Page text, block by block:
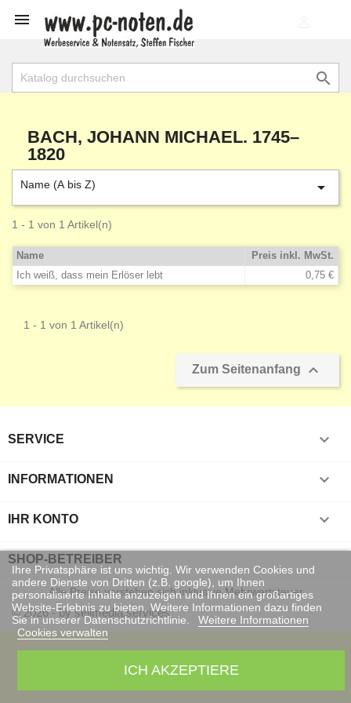


Ihre Privatsphäre ist uns wichtig. Wir verwenden Cookies und
andere Dienste von Dritten (z.B. google), um Ihnen
personalisierte Inhalte anzuzeigen und Ihnen ein großartiges
Website-Erlebnis zu bieten. Weitere Informationen dazu finden
Sie in unserer Datenschutzrichtlinie.
Weitere Informationen
Cookies verwalten
ICH AKZEPTIERE
BACH, JOHANN MICHAEL. 1745–
1820
Name (A bis Z) 
1 - 1 von 1 Artikel(n)
Name
Preis inkl. MwSt.
Ich weiß, dass mein Erlöser lebt
0,75 €
1 - 1 von 1 Artikel(n)
Zum Seitenanfang 
SERVICE 
INFORMATIONEN 
IHR KONTO 
SHOP-BETREIBER
Alle Preise verstehen sich inklusive Mehrwertsteuer
© 2026 - by sellmedia.services